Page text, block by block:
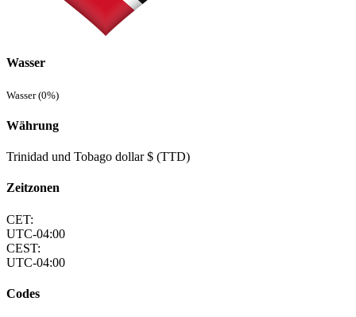
Wasser
Wasser (0%)
Währung
Trinidad und Tobago dollar $ (TTD)
Zeitzonen
CET:
UTC-04:00
CEST:
UTC-04:00
Codes